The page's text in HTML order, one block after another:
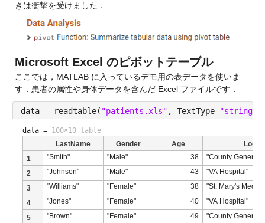
きは衝撃を受けました．
Microsoft Excel のピボットテーブル
ここでは，MATLAB に入っているデモ用の表データを使いま
す．患者の属性や身体データを含んだ Excel ファイルです．
data = readtable( "patients.xls" , TextType="string"
data = 100×10 table
LastName
Gender Age
1
"Smith" "Male" 38
"County General
2
"Johnson" "Male" 43
"VA Hospital"
3
"Williams" "Female" 38
"St. Mary's
4
"Jones" "Female" 40
"VA Hospital"
5
"Brown" "Female" 49
"County General